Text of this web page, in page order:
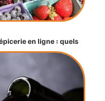
en ligne : quels